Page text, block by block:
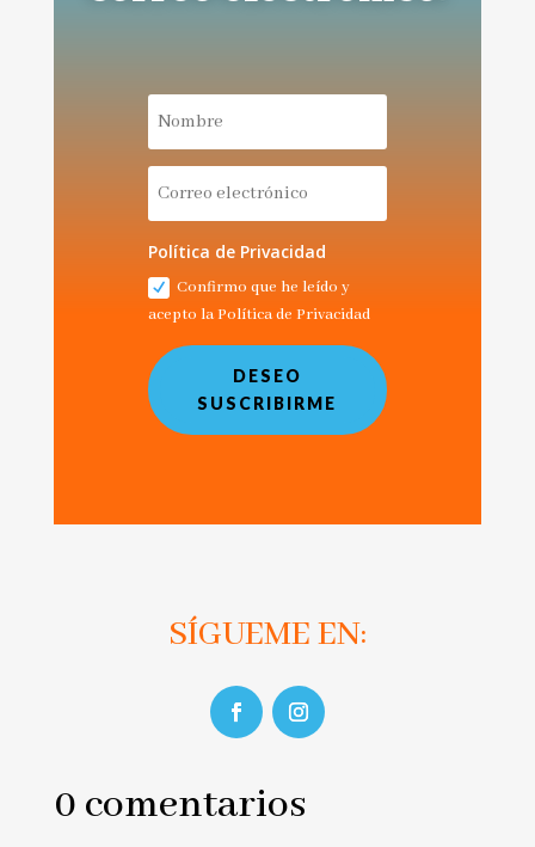
Política de Privacidad
Confirmo que he leído y
acepto la Política de Privacidad
DESEO
SUSCRIBIRME
SÍGUEME EN:
0 comentarios